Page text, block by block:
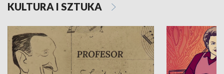
KULTURA I SZTUKA